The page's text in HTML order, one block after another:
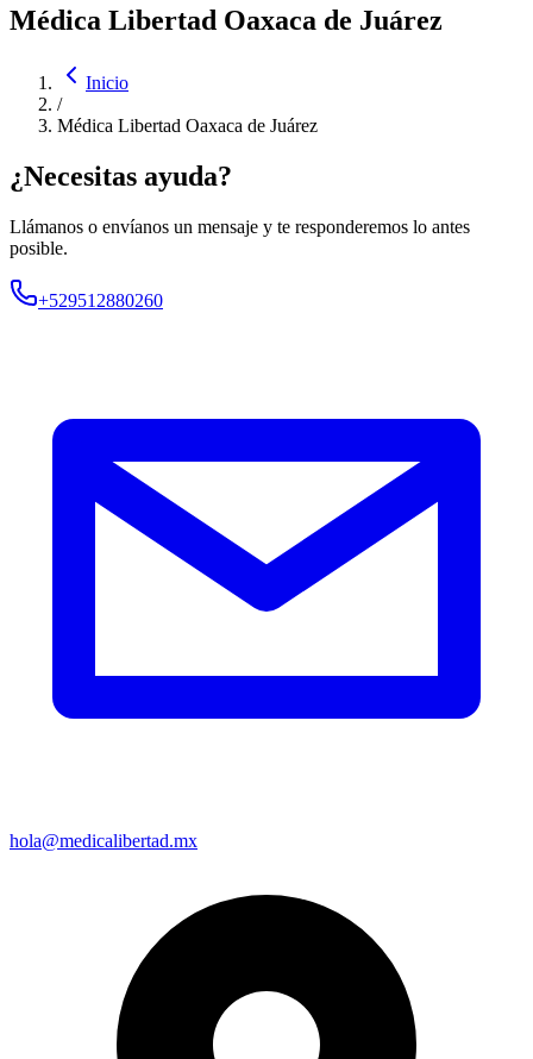
Médica Libertad Oaxaca de Juárez
Inicio
/
Médica Libertad Oaxaca de Juárez
¿Necesitas ayuda?
Llámanos o envíanos un mensaje y te responderemos lo antes
posible.
+529512880260
hola@medicalibertad.mx